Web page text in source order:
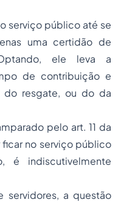
serviço público até se
uma certidão de
ele leva a
de contribuição e
do resgate, ou do da
pelo art. 11 da
no serviço público
é indiscutivelmente
servidores, a questão